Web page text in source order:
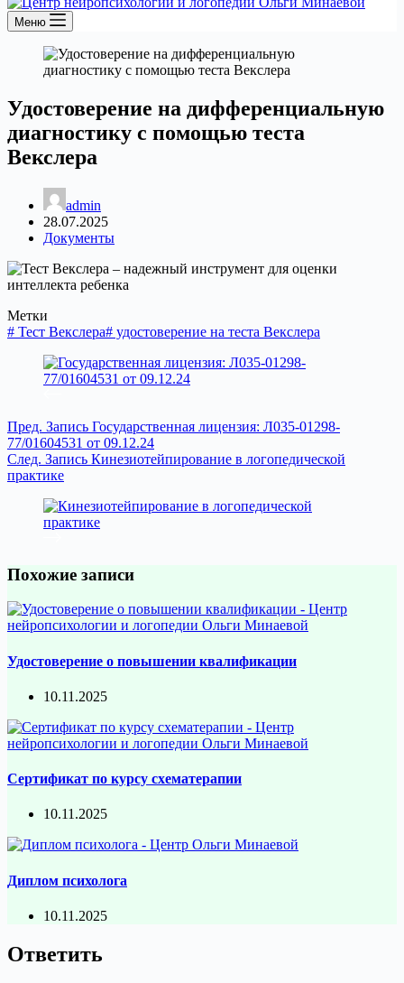
Меню
Удостоверение на дифференциальную
диагностику с помощью теста
Векслера
admin
28.07.2025
Документы
Метки
# Тест Векслера# удостоверение на теста Векслера
Пред. Запись Государственная лицензия: Л035-01298-
77/01604531 от 09.12.24
След. Запись Кинезиотейпирование в логопедической
практике
Похожие записи
Удостоверение о повышении квалификации
10.11.2025
Сертификат по курсу схематерапии
10.11.2025
Диплом психолога
10.11.2025
Ответить